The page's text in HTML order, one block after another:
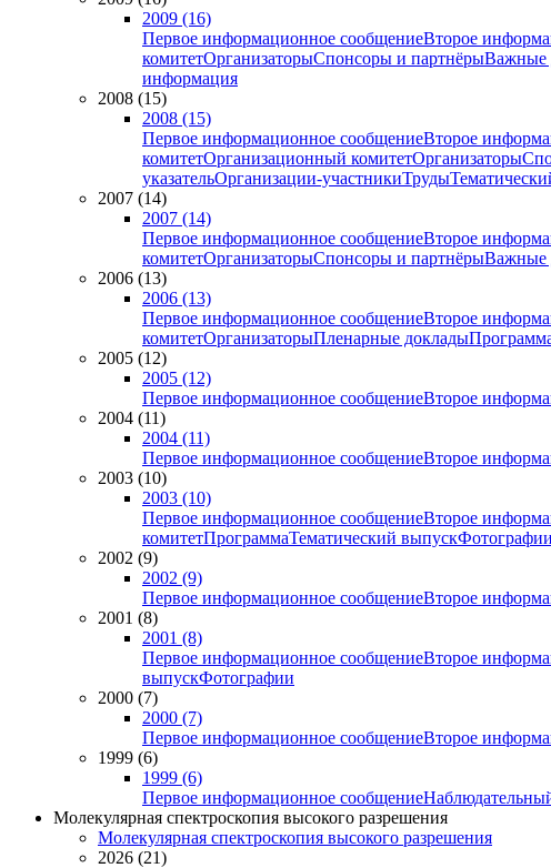
2009 (16)
Первое информационное сообщениеВторое
комитетОрганизаторыСпонсоры и партнёрыВажные
информация
2008 (15)
2008 (15)
Первое информационное сообщениеВторое
комитетОрганизационный комитетОрганизаторы
указательОрганизации-участникиТруды
2007 (14)
2007 (14)
Первое информационное сообщениеВторое
комитетОрганизаторыСпонсоры и партнёрыВажные
2006 (13)
2006 (13)
Первое информационное сообщениеВторое
комитетОрганизаторыПленарные доклады
2005 (12)
2005 (12)
Первое информационное сообщениеВторое
2004 (11)
2004 (11)
Первое информационное сообщениеВторое
2003 (10)
2003 (10)
Первое информационное сообщениеВторое
комитетПрограммаТематический выпускФотографии
2002 (9)
2002 (9)
Первое информационное сообщениеВторое
2001 (8)
2001 (8)
Первое информационное сообщениеВторое
выпускФотографии
2000 (7)
2000 (7)
Первое информационное сообщениеВторое
1999 (6)
1999 (6)
Первое информационное сообщение
Молекулярная спектроскопия высокого разрешения
Молекулярная спектроскопия высокого разрешения
2026 (21)